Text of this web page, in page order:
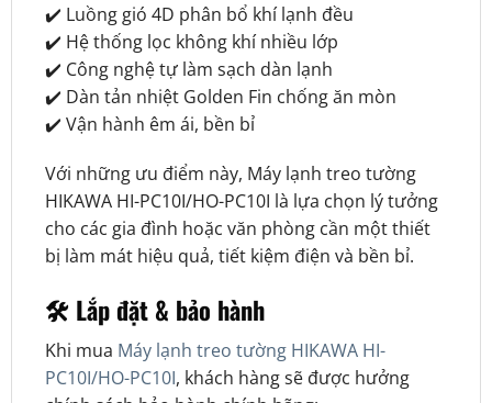
✔️ Luồng gió 4D phân bổ khí lạnh đều
✔️ Hệ thống lọc không khí nhiều lớp
✔️ Công nghệ tự làm sạch dàn lạnh
✔️ Dàn tản nhiệt Golden Fin chống ăn mòn
✔️ Vận hành êm ái, bền bỉ
Với những ưu điểm này, Máy lạnh treo tường
HIKAWA HI-PC10I/HO-PC10I là lựa chọn lý tưởng
cho các gia đình hoặc văn phòng cần một thiết
bị làm mát hiệu quả, tiết kiệm điện và bền bỉ.
🛠️ Lắp đặt & bảo hành
Khi mua Máy lạnh treo tường HIKAWA HI-
PC10I/HO-PC10I, khách hàng sẽ được hưởng